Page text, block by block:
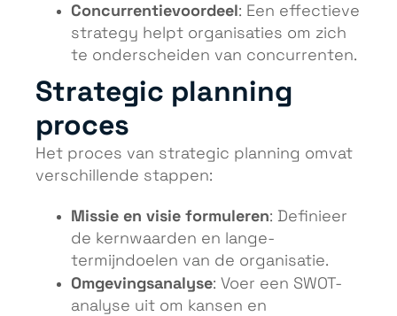
Concurrentievoordeel: Een effectieve
strategy helpt organisaties om zich
te onderscheiden van concurrenten.
Strategic planning
proces
Het proces van strategic planning omvat
verschillende stappen:
Missie en visie formuleren: Definieer
de kernwaarden en lange-
termijndoelen van de organisatie.
Omgevingsanalyse: Voer een SWOT-
analyse uit om kansen en